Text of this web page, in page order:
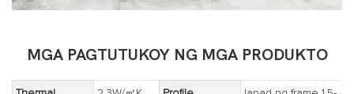
MGA PAGTUTUKOY NG MGA PRODUKTO